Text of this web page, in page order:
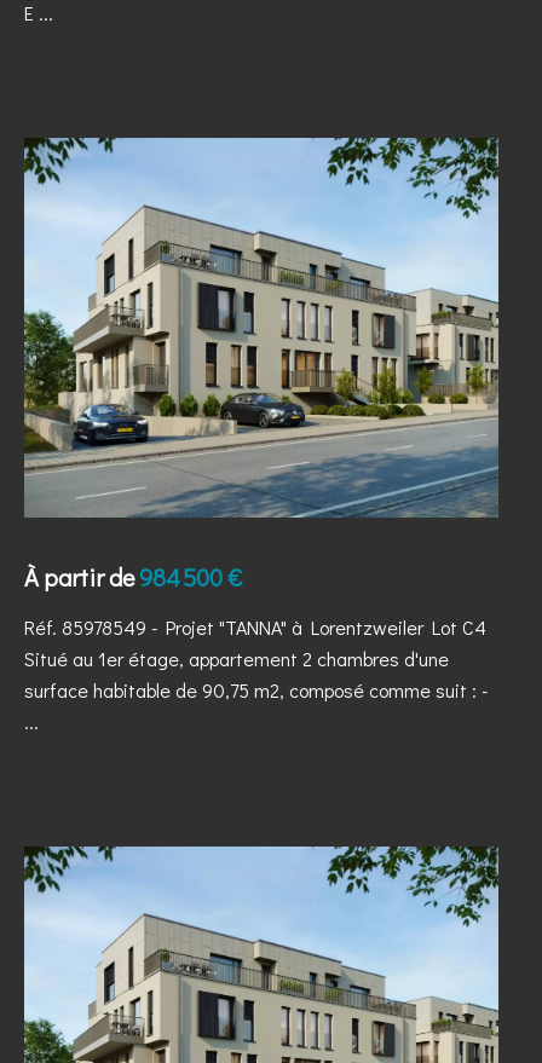
E ...
À partir de984 500 €
Réf. 85978549 - Projet "TANNA" à Lorentzweiler Lot C4
Situé au 1er étage, appartement 2 chambres d'une
surface habitable de 90,75 m2, composé comme suit : -
...